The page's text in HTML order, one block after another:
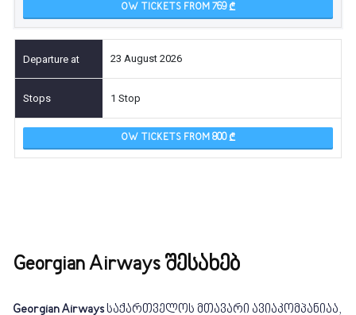
OW TICKETS FROM 769
23 August 2026
1 Stop
OW TICKETS FROM 800
Georgian Airways შესახებ
Georgian Airwaysსაქართველოს მთავარი ავიაკომპანიაა,